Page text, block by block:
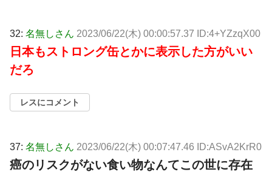
32: 名無しさん 2023/06/22(木) 00:00:57.37 ID:4+YZzqX00
日本もストロング缶とかに表示した方がいい
だろ
レスにコメント
37: 名無しさん 2023/06/22(木) 00:07:47.46 ID:ASvA2KrR0
癌のリスクがない食い物なんてこの世に存在